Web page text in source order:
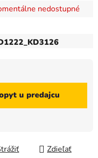
nedostupné
u predajcu
Zdieľať